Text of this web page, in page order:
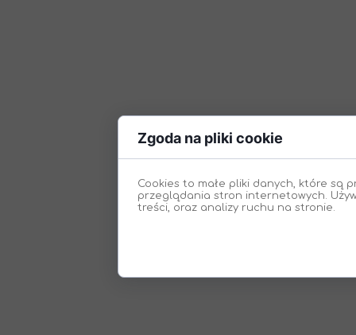
Zgoda na pliki cookie
Cookies to małe pliki danych, które są
przeglądania stron internetowych.
treści, oraz analizy ruchu na stronie.